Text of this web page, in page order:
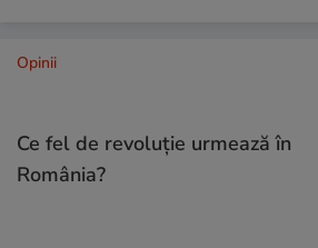
Opinii
Ce fel de revoluție urmează în
România?